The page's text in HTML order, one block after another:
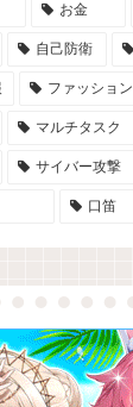
お金
自己防衛
ファッション
マルチタスク
サイバー攻撃
口笛